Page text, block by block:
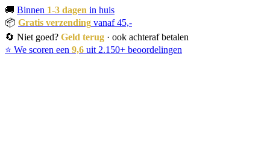
🚚 Binnen 1-3 dagen in huis
📦 Gratis verzending vanaf 45,-
🔄 Niet goed? Geld terug · ook achteraf betalen
⭐ We scoren een 9,6 uit 2.150+ beoordelingen